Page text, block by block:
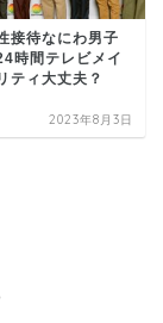
接待なにわ男子
時間テレビメイ
ティ大丈夫？
2023年8月3日